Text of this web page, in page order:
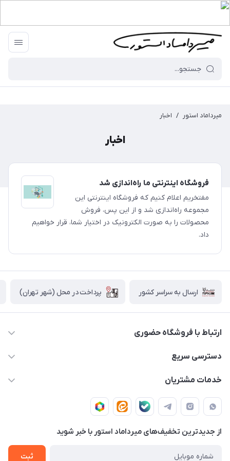
میرداماد استور / اخبار
اخبار
فروشگاه اینترنتی ما راه‌اندازی شد
مفتخریم اعلام کنیم که فروشگاه اینترنتی این
مجموعه راه‌اندازی شد و از این پس، فروش
محصولات را به صورت الکترونیک در اختیار شما، قرار خواهیم
داد.
ارسال به سراسر کشور پرداخت در محل (شهر تهران)
ارتباط با فروشگاه حضوری
02188874370 - 02188874371
پایتخت - طبقه اول - واحد 172
دسترسی سریع
صـفـحـه اصـلـی
دربـاره مـیـردامـاد اسـتـور
خدمات مشتریان
قـوانـیـن و مـقـررات
روش هـای پـرداخـت
تـیـکـت بـه پـشـتـیـبـانـی
از جدید‌ترین تخفیف‌های میرداماد استور با‌ خبر شوید
ثبت